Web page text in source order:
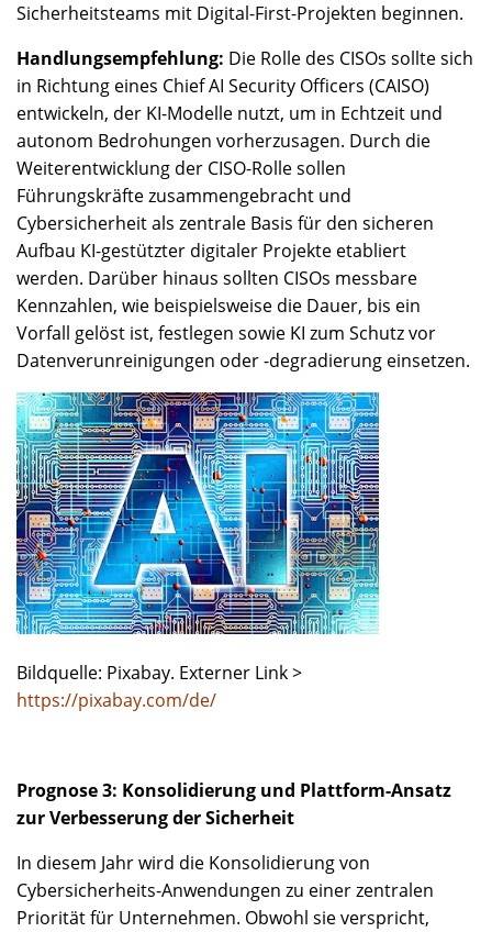
Sicherheitsteams mit Digital-First-Projekten beginnen.
Handlungsempfehlung: Die Rolle des CISOs sollte sich
in Richtung eines Chief AI Security Officers (CAISO)
entwickeln, der KI-Modelle nutzt, um in Echtzeit und
autonom Bedrohungen vorherzusagen. Durch die
Weiterentwicklung der CISO-Rolle sollen
Führungskräfte zusammengebracht und
Cybersicherheit als zentrale Basis für den sicheren
Aufbau KI-gestützter digitaler Projekte etabliert
werden. Darüber hinaus sollten CISOs messbare
Kennzahlen, wie beispielsweise die Dauer, bis ein
Vorfall gelöst ist, festlegen sowie KI zum Schutz vor
Datenverunreinigungen oder -degradierung einsetzen.
Bildquelle: Pixabay. Externer Link >
https://pixabay.com/de/
Prognose 3: Konsolidierung und Plattform-Ansatz
zur Verbesserung der Sicherheit
In diesem Jahr wird die Konsolidierung von
Cybersicherheits-Anwendungen zu einer zentralen
Priorität für Unternehmen. Obwohl sie verspricht,